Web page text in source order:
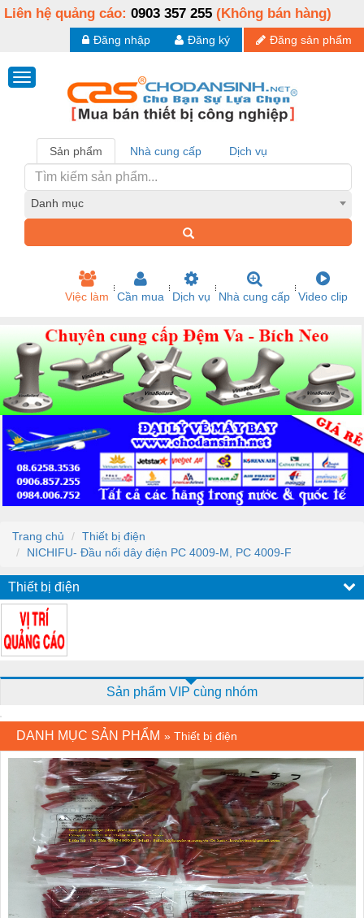
Liên hệ quảng cáo: 0903 357 255 (Không bán hàng)
Đăng sản phẩm
Đăng ký
Đăng nhập
Sản phẩm Nhà cung cấp Dịch vụ
Danh mục
Việc làm Cần mua Dịch vụ Nhà cung cấp Video clip
Trang chủ
Thiết bị điện
NICHIFU- Đầu nối dây điện PC 4009-M, PC 4009-F
Thiết bị điện
Sản phẩm VIP cùng nhóm
DANH MỤC SẢN PHẨM » Thiết bị điện